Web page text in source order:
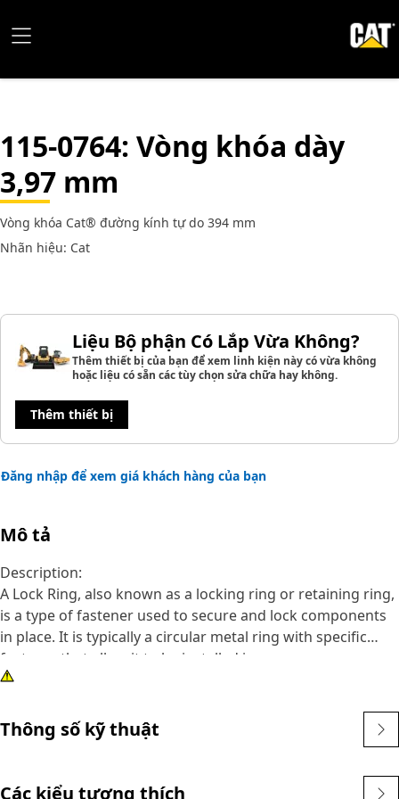
115-0764: Vòng khóa dày
3,97 mm
Vòng khóa Cat® đường kính tự do 394 mm
Nhãn hiệu: Cat
Liệu Bộ phận Có Lắp Vừa Không?
Thêm thiết bị của bạn để xem linh kiện này có vừa không
hoặc liệu có sẵn các tùy chọn sửa chữa hay không.
Thêm thiết bị
Đăng nhập để xem giá khách hàng của bạn
Mô tả
Description:
A Lock Ring, also known as a locking ring or retaining ring,
is a type of fastener used to secure and lock components
in place. It is typically a circular metal ring with specific
features that allow it to be installed in a groove or recess
to prevent axial movement or displacement of
secure and lock components in place, preventing them
from unintended axial movement or disassembly.
Attributes:
Thông số kỹ thuật
Các kiểu tương thích